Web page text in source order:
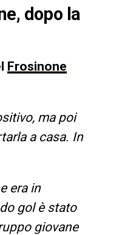
dopo la
Frosinone
ma poi
a casa. In
era in
gol è stato
giovane